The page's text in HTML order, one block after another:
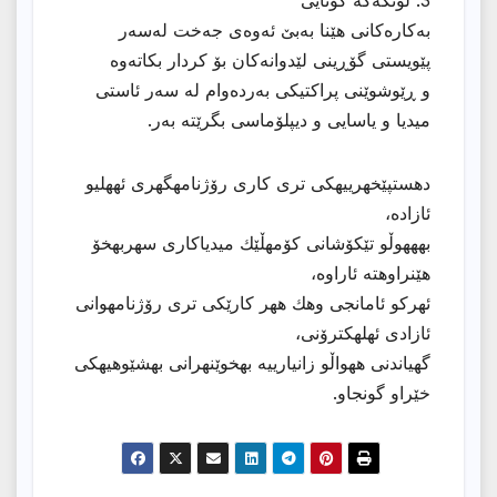
بەکارەکانى هێنا بەبێ ئەوەى جەخت لەسەر
پێویستی گۆڕینی لێدوانەکان بۆ کردار بکاتەوە
و ڕێوشوێنی پراکتیکی بەردەوام لە سەر ئاستی
میدیا و یاسایی و دیپلۆماسی بگرێتە بەر.
دهستپێخهرییهكی تری كاری رۆژنامهگهری ئههلیو
ئازاده،
بهههوڵو تێكۆشانی كۆمهڵێك میدیاكاری سهربهخۆ
هێنراوهته ئاراوه،
ئهركو ئامانجی وهك ههر كارێكی تری رۆژنامهوانی
ئازادی ئهلهكترۆنی،
گهیاندنی ههواڵو زانیارییه بهخوێنهرانی بهشێوهیهكی
خێراو گونجاو.